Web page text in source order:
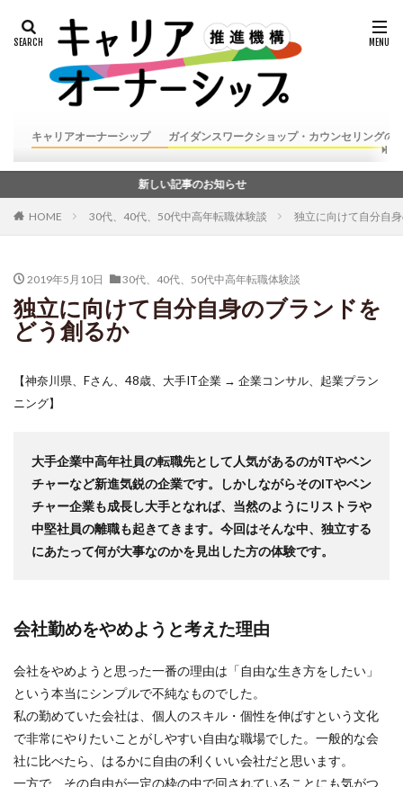
キャリアオーナーシップ ガイダンスワークショップ・カウンセリングの
新しい記事のお知らせ
HOME 30代、40代、50代中高年転職体験談 独立に向けて自分自
2019年5月10日 30代、40代、50代中高年転職体験談
独立に向けて自分自身のブランドを
どう創るか
【神奈川県、Fさん、48歳、大手IT企業 → 企業コンサル、起業プラン
ニング】
大手企業中高年社員の転職先として人気があるのがITやベン
チャーなど新進気鋭の企業です。しかしながらそのITやベン
チャー企業も成長し大手となれば、当然のようにリストラや
中堅社員の離職も起きてきます。今回はそんな中、独立する
にあたって何が大事なのかを見出した方の体験です。
会社勤めをやめようと考えた理由
会社をやめようと思った一番の理由は「自由な生き方をしたい」
という本当にシンプルで不純なものでした。
私の勤めていた会社は、個人のスキル・個性を伸ばすという文化
で非常にやりたいことがしやすい自由な職場でした。一般的な会
社に比べたら、はるかに自由の利くいい会社だと思います。
一方で、その自由が一定の枠の中で回されていることにも気がつ